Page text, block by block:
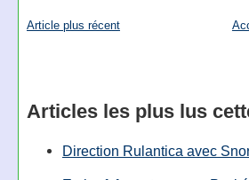
Article plus récent
Articles les plus lus
Direction Rulantica avec